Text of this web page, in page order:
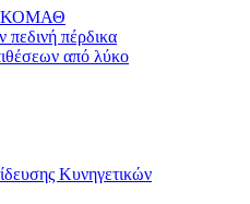
ΚΟΜΑΘ
πεδινή πέρδικα
από λύκο
Κυνηγετικών